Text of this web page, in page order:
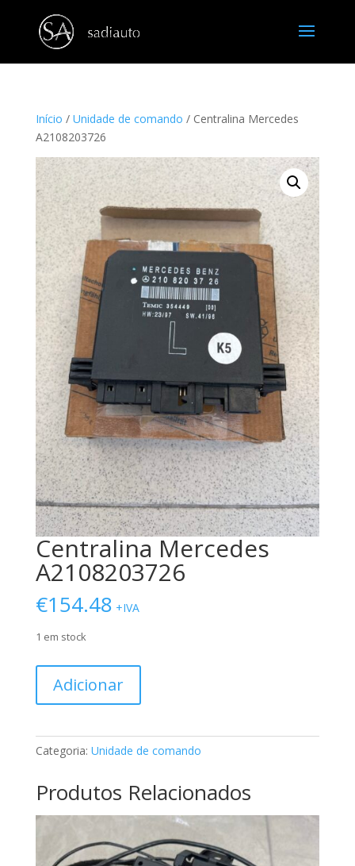
Início / Unidade de comando / Centralina Mercedes
A2108203726
Centralina Mercedes
A2108203726
€154.48 +IVA
1 em stock
Centralina
A2108203726
Adicionar
Categoria: Unidade de comando
Produtos Relacionados